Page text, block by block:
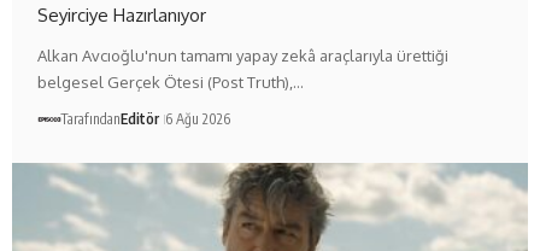
Seyirciye Hazırlanıyor
Alkan Avcıoğlu'nun tamamı yapay zekâ araçlarıyla ürettiği
belgesel Gerçek Ötesi (Post Truth),…
TarafındanEditör 6 Ağu 2026